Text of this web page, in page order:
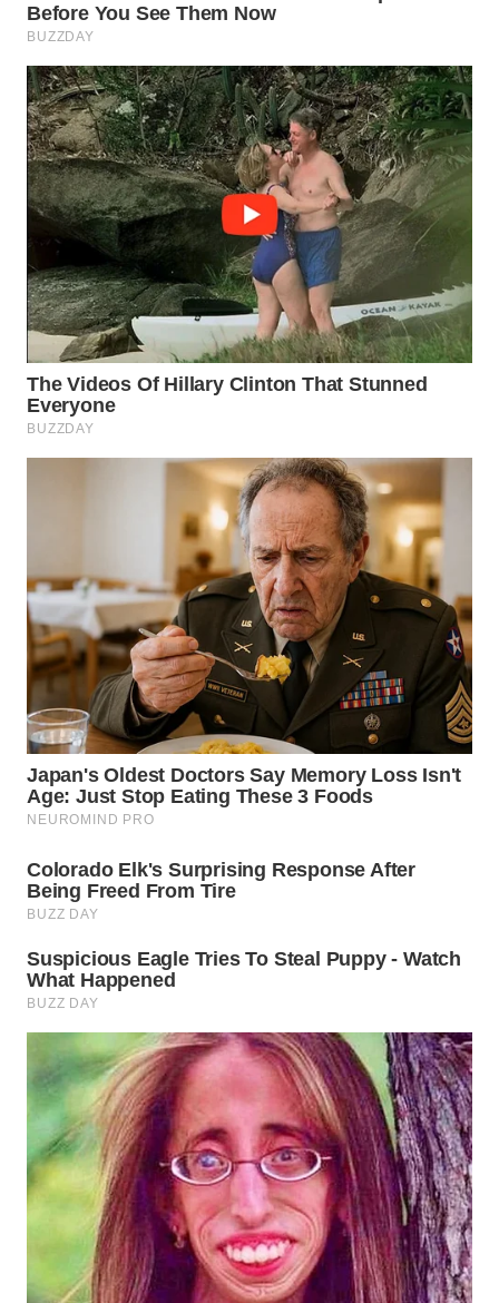
WN
LABUHANBATU
WN
TAPANULI
TENGAH
WN DELI
SERDANG
WN
TEBING
TINGGI
WN
PAKPAK
BEKASI
WN
BOGOR
WN
DEPOK
WN
WN
WN
WN
SUMEDANG
WN
CIANJUR
WN
KEPULAUAN